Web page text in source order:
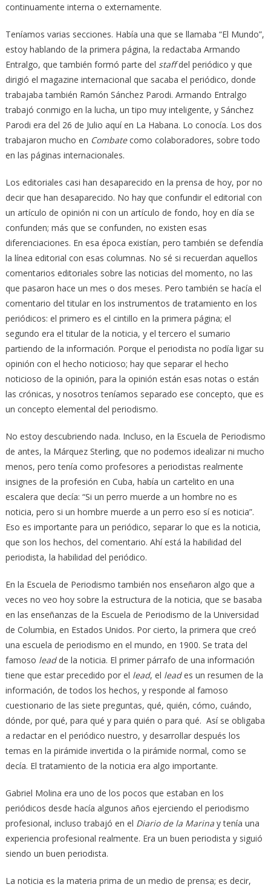
continuamente interna o externamente.
Teníamos varias secciones. Había una que se llamaba “El Mundo”,
estoy hablando de la primera página, la redactaba Armando
Entralgo, que también formó parte del staffdel periódico y que
dirigió el magazine internacional que sacaba el periódico, donde
trabajaba también Ramón Sánchez Parodi. Armando Entralgo
trabajó conmigo en la lucha, un tipo muy inteligente, y Sánchez
Parodi era del 26 de Julio aquí en La Habana. Lo conocía. Los dos
trabajaron mucho en Combatecomo colaboradores, sobre todo
en las páginas internacionales.
Los editoriales casi han desaparecido en la prensa de hoy, por no
decir que han desaparecido. No hay que confundir el editorial con
un artículo de opinión ni con un artículo de fondo, hoy en día se
confunden; más que se confunden, no existen esas
diferenciaciones. En esa época existían, pero también se defendía
la línea editorial con esas columnas. No sé si recuerdan aquellos
comentarios editoriales sobre las noticias del momento, no las
que pasaron hace un mes o dos meses. Pero también se hacía el
comentario del titular en los instrumentos de tratamiento en los
periódicos: el primero es el cintillo en la primera página; el
segundo era el titular de la noticia, y el tercero el sumario
partiendo de la información. Porque el periodista no podía ligar su
opinión con el hecho noticioso; hay que separar el hecho
noticioso de la opinión, para la opinión están esas notas o están
las crónicas, y nosotros teníamos separado ese concepto, que es
un concepto elemental del periodismo.
No estoy descubriendo nada. Incluso, en la Escuela de Periodismo
de antes, la Márquez Sterling, que no podemos idealizar ni mucho
menos, pero tenía como profesores a periodistas realmente
insignes de la profesión en Cuba, había un cartelito en una
escalera que decía: “Si un perro muerde a un hombre no es
noticia, pero si un hombre muerde a un perro eso sí es noticia”.
Eso es importante para un periódico, separar lo que es la noticia,
que son los hechos, del comentario. Ahí está la habilidad del
periodista, la habilidad del periódico.
En la Escuela de Periodismo también nos enseñaron algo que a
veces no veo hoy sobre la estructura de la noticia, que se basaba
en las enseñanzas de la Escuela de Periodismo de la Universidad
de Columbia, en Estados Unidos. Por cierto, la primera que creó
una escuela de periodismo en el mundo, en 1900. Se trata del
famoso leadde la noticia. El primer párrafo de una información
tiene que estar precedido por el lead, el leades un resumen de la
información, de todos los hechos, y responde al famoso
cuestionario de las siete preguntas, qué, quién, cómo, cuándo,
dónde, por qué, para qué y para quién o para qué. Así se obligaba
a redactar en el periódico nuestro, y desarrollar después los
temas en la pirámide invertida o la pirámide normal, como se
decía. El tratamiento de la noticia era algo importante.
Gabriel Molina era uno de los pocos que estaban en los
periódicos desde hacía algunos años ejerciendo el periodismo
profesional, incluso trabajó en el Diario de la Marina y tenía una
experiencia profesional realmente. Era un buen periodista y siguió
siendo un buen periodista.
La noticia es la materia prima de un medio de prensa; es decir,